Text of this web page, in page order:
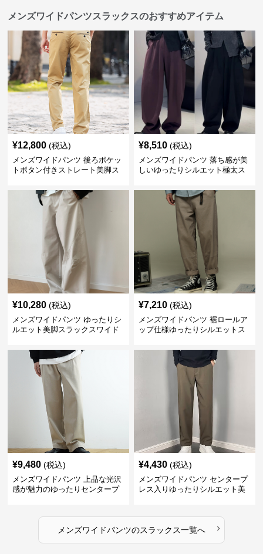
メンズワイドパンツスラックスのおすすめアイテム
¥12,800 (税込)
メンズワイドパンツ 後ろポケッ
トボタン付きストレート美脚ス
¥8,510 (税込)
メンズワイドパンツ 落ち感が美
しいゆったりシルエット極太ス
¥10,280 (税込)
メンズワイドパンツ ゆったりシ
ルエット美脚スラックスワイド
¥7,210 (税込)
メンズワイドパンツ 裾ロールア
ップ仕様ゆったりシルエットス
¥9,480 (税込)
メンズワイドパンツ 上品な光沢
感が魅力のゆったりセンタープ
¥4,430 (税込)
メンズワイドパンツ センタープ
レス入りゆったりシルエット美
メンズワイドパンツのスラックス一覧へ ›